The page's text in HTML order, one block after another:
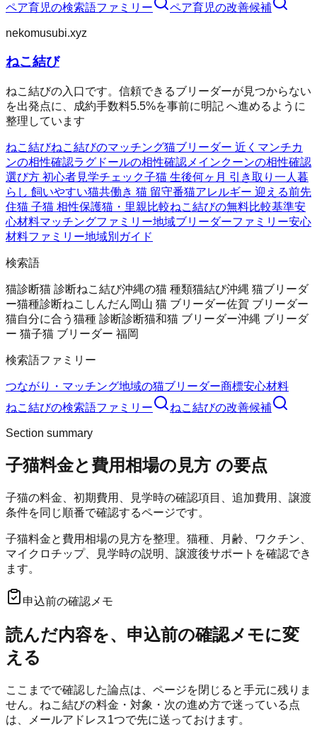
ペア育児の検索語ファミリー ペア育児の改善候補
nekomusubi.xyz
ねこ結び
ねこ結びの入口です。信頼できるブリーダーが見つからない
を出発点に、成約手数料5.5%を事前に明記 へ進めるように
整理しています
ねこ結びねこ結びのマッチング猫ブリーダー 近く マンチカ
ンの相性確認ラグドールの相性確認 メインクーンの相性確認
選び方 初心者見学チェック子猫 生後何ヶ月 引き取り 一人暮
らし 飼いやすい猫共働き 猫 留守番猫アレルギー 迎える前先
住猫 子猫 相性保護猫・里親比較ねこ結びの無料比較基準安
心材料マッチングファミリー地域ブリーダーファミリー安心
材料ファミリー地域別ガイド
検索語
猫診断猫 診断ねこ結び沖縄の猫 種類猫結び沖縄 猫ブリーダ
ー猫種診断ねこしんだん岡山 猫 ブリーダー佐賀 ブリーダー
猫自分に合う猫種 診断診断猫和猫 ブリーダー沖縄 ブリーダ
ー 猫子猫 ブリーダー 福岡
検索語ファミリー
つながり・マッチング地域の猫ブリーダー商標安心材料
ねこ結びの検索語ファミリー ねこ結びの改善候補
Section summary
子猫料金と費用相場の見方 の要点
子猫の料金、初期費用、見学時の確認項目、追加費用、譲渡
条件を同じ順番で確認するページです。
子猫料金と費用相場の見方を整理。猫種、月齢、ワクチン、
マイクロチップ、見学時の説明、譲渡後サポートを確認でき
ます。
申込前の確認メモ
読んだ内容を、申込前の確認メモに変
える
ここまでで確認した論点は、ページを閉じると手元に残りま
せん。 ねこ結びの料金・対象・次の進め方で迷っている点
は、メールアドレス1つで先に送っておけます。